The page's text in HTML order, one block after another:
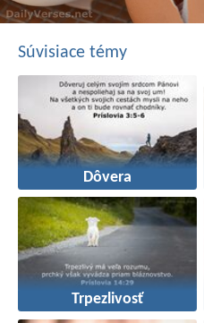
Súvisiace témy
Dôvera
Trpezlivosť